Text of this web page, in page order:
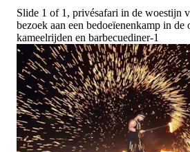
Slide 1 of 1, privésafari in de woestijn
bezoek aan een bedoeïenenkamp in de
kameelrijden en barbecuediner-1